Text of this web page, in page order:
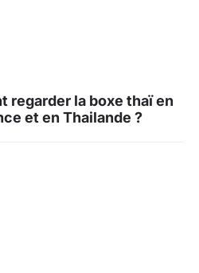
regarder la boxe thaï en
et en Thailande ?